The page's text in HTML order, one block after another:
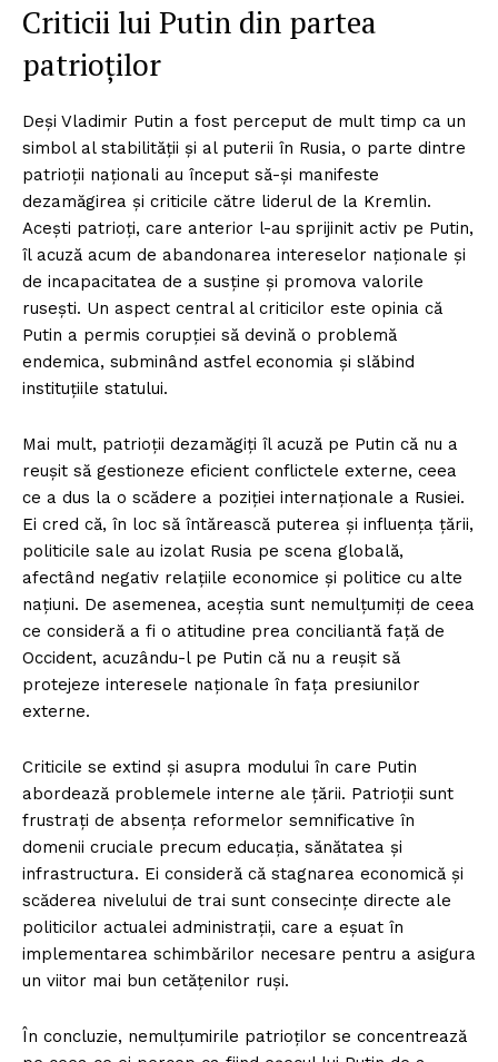
Criticii lui Putin din partea
patrioților
Deși Vladimir Putin a fost perceput de mult timp ca un
simbol al stabilității și al puterii în Rusia, o parte dintre
patrioții naționali au început să-și manifeste
dezamăgirea și criticile către liderul de la Kremlin.
Acești patrioți, care anterior l-au sprijinit activ pe Putin,
îl acuză acum de abandonarea intereselor naționale și
de incapacitatea de a susține și promova valorile
rusești. Un aspect central al criticilor este opinia că
Putin a permis corupției să devină o problemă
endemica, subminând astfel economia și slăbind
instituțiile statului.
Mai mult, patrioții dezamăgiți îl acuză pe Putin că nu a
reușit să gestioneze eficient conflictele externe, ceea
ce a dus la o scădere a poziției internaționale a Rusiei.
Ei cred că, în loc să întărească puterea și influența țării,
politicile sale au izolat Rusia pe scena globală,
afectând negativ relațiile economice și politice cu alte
națiuni. De asemenea, aceștia sunt nemulțumiți de ceea
ce consideră a fi o atitudine prea conciliantă față de
Occident, acuzându-l pe Putin că nu a reușit să
protejeze interesele naționale în fața presiunilor
externe.
Criticile se extind și asupra modului în care Putin
abordează problemele interne ale țării. Patrioții sunt
frustrați de absența reformelor semnificative în
domenii cruciale precum educația, sănătatea și
infrastructura. Ei consideră că stagnarea economică și
scăderea nivelului de trai sunt consecințe directe ale
politicilor actualei administrații, care a eșuat în
implementarea schimbărilor necesare pentru a asigura
un viitor mai bun cetățenilor ruși.
În concluzie, nemulțumirile patrioților se concentrează